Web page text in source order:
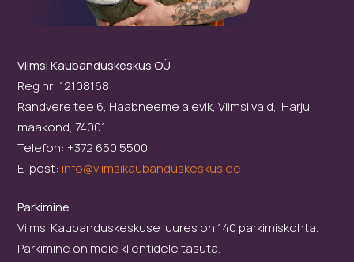
Viimsi Kaubanduskeskus OÜ
Reg nr: 12108168
Randvere tee 6, Haabneeme alevik, Viimsi vald, Harju
maakond, 74001
Telefon: +372 650 5500
E-post: info@viimsikaubanduskeskus.ee
Parkimine
Viimsi Kaubanduskeskuse juures on 140 parkimiskohta.
Parkimine on meie klientidele tasuta.